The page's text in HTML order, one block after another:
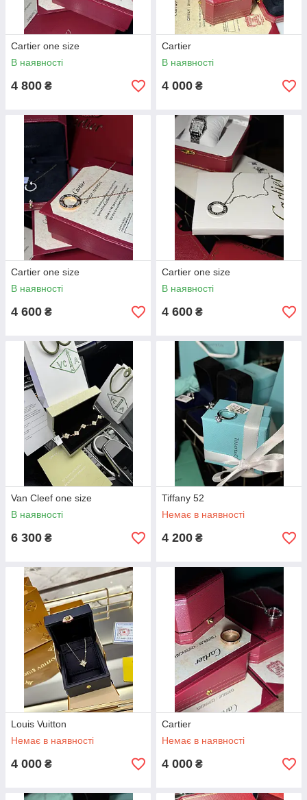
Cartier one size
В наявності
4 800 ₴
Cartier
В наявності
4 000 ₴
Cartier one size
В наявності
4 600 ₴
Cartier one size
В наявності
4 600 ₴
Van Cleef one size
В наявності
6 300 ₴
Tiffany 52
Немає в наявності
4 200 ₴
Louis Vuitton
Немає в наявності
4 000 ₴
Cartier
Немає в наявності
4 000 ₴